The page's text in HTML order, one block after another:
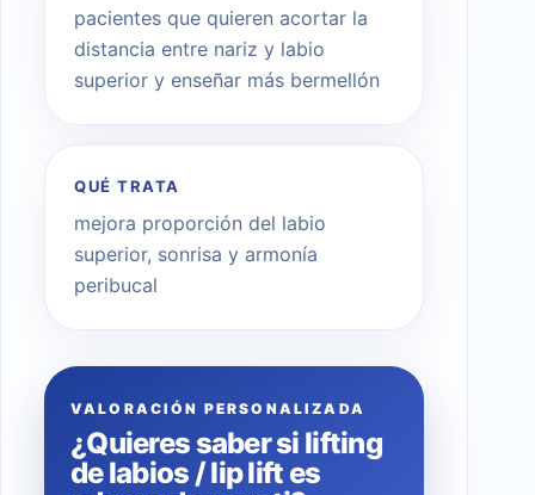
pacientes que quieren acortar la
distancia entre nariz y labio
superior y enseñar más bermellón
QUÉ TRATA
mejora proporción del labio
superior, sonrisa y armonía
peribucal
VALORACIÓN PERSONALIZADA
¿Quieres saber si lifting
de labios / lip lift es